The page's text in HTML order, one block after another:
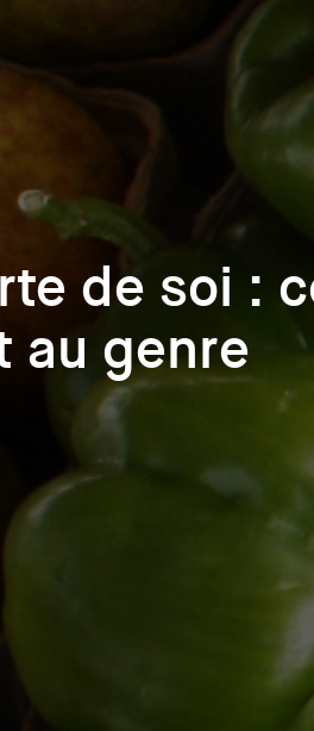
de soi :
au genre